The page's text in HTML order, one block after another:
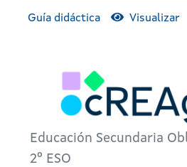
Visualizar
Guía didáctica
Educación Secundaria
2º ESO